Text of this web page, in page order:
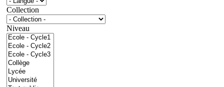
Collection
Niveau